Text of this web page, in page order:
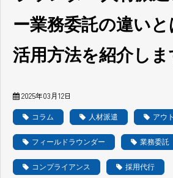
ー業務委託の違い
活用方法を紹介しま
2025年03月12日
コラム 人材派遣 アウ
フィールドラウンダー 業務委託
コンプライアンス 採用代行